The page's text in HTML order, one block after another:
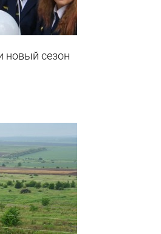
новый сезон